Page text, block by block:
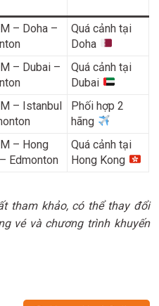
– Doha –
Quá cảnh tại
Doha
– Dubai –
Quá cảnh tại
Dubai
– Istanbul
Phối hợp 2
hãng
– Hong
Edmonton
Quá cảnh tại
Hong Kong
tham khảo, có thể thay đổi
vé và chương trình khuyến